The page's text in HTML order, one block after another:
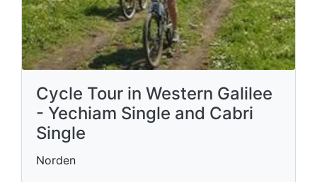
Cycle Tour in Western Galilee
- Yechiam Single and Cabri
Single
Norden